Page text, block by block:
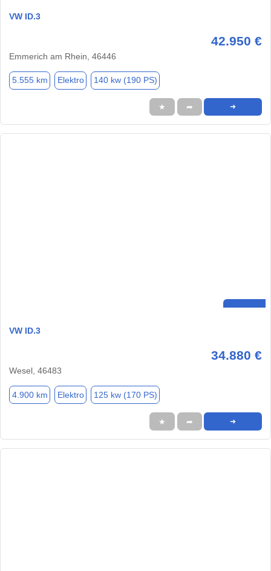
VW ID.3
42.950 €
Emmerich am Rhein, 46446
5.555 km Elektro 140 kw (190 PS)
★ ➦ ➜
VW ID.3
34.880 €
Wesel, 46483
4.900 km Elektro 125 kw (170 PS)
★ ➦ ➜